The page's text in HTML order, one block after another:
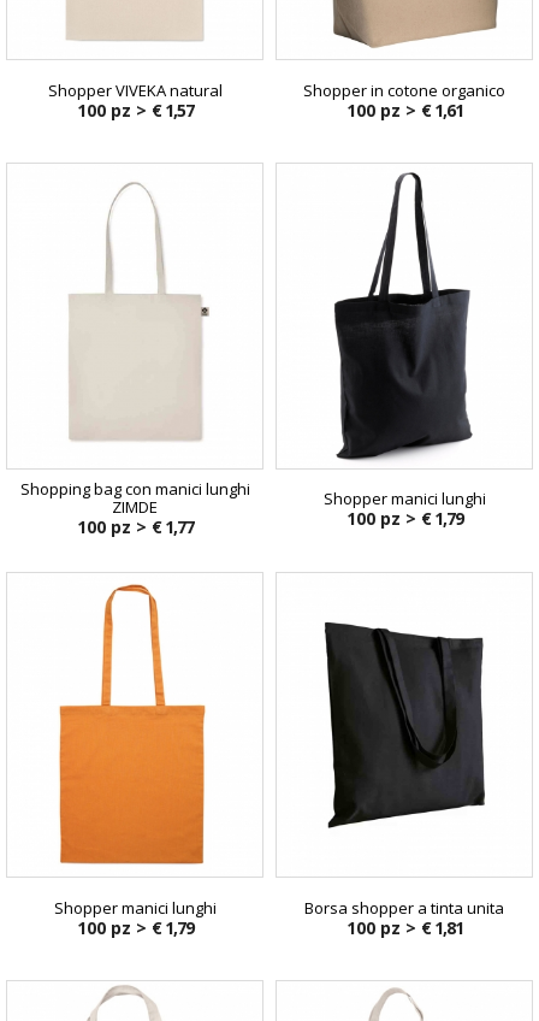
Shopper VIVEKA natural
100 pz > € 1,57
Shopper in cotone organico
100 pz > € 1,61
Shopping bag con manici lunghi
ZIMDE
100 pz > € 1,77
Shopper manici lunghi
100 pz > € 1,79
Shopper manici lunghi
100 pz > € 1,79
Borsa shopper a tinta unita
100 pz > € 1,81